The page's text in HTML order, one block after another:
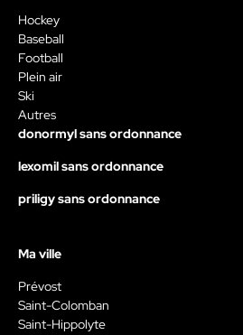
Hockey
Baseball
Football
Plein air
Ski
Autres
donormyl sans ordonnance
lexomil sans ordonnance
priligy sans ordonnance
Ma ville
Prévost
Saint-Colomban
Saint-Hippolyte